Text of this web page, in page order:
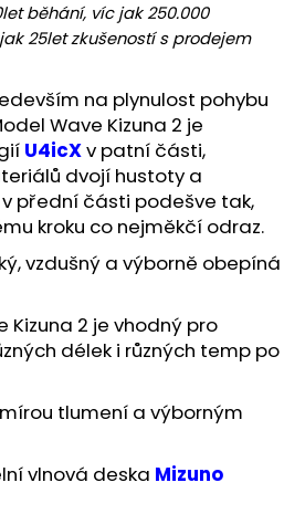
běhání, víc jak 250.000
25let zkušeností s prodejem
na plynulost pohybu
Wave Kizuna 2 je
U4icXv patní části,
dvojí hustoty a
přední části podešve tak,
kroku co nejměkčí odraz.
vzdušný a výborně obepíná
Kizuna 2 je vhodný pro
délek i různých temp po
tlumení a výborným
vlnová deska Mizuno